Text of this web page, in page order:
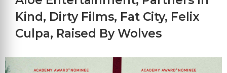
Kind , Dirty Films, Fat City, Felix
Culpa, Raised By Wolves